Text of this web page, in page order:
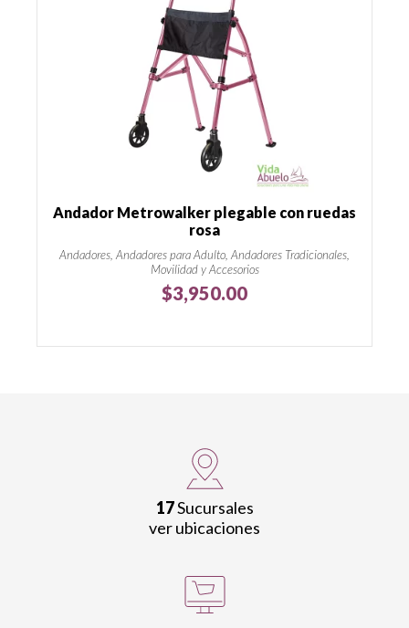
Andador Metrowalker plegable con ruedas
rosa
Andadores, Andadores para Adulto, Andadores Tradicionales,
Movilidad y Accesorios
$3,950.00
17Sucursales
ver ubicaciones